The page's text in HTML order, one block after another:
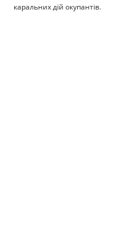
каральних дій окупантів.